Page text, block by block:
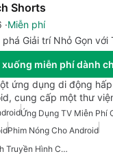
Shorts
Miễn phí
phá Giải trí Nhỏ Gọn với
xuống miễn phí dành
ứng dụng di động
cung cấp một thư
Ứng Dụng TV Miễn Phí
Phim Nóng Cho Android
Phim Và Chương Trình Truyền Hình Cho Android